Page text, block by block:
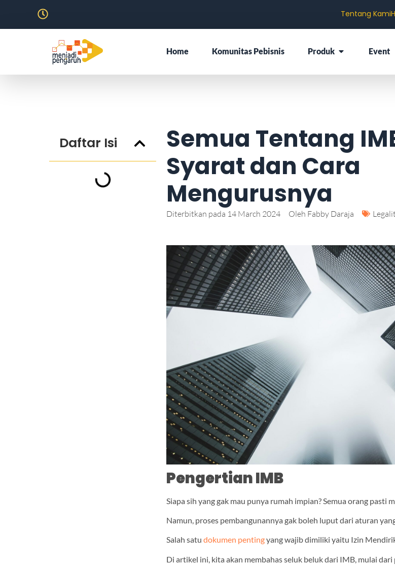
Tentang Kami
Home Komunitas Pebisnis Produk Event
Daftar Isi
Semua Tentang
Syarat dan Cara
Mengurusnya
Diterbitkan pada 14 March 2024 Oleh Fabby Daraja
Pengertian IMB
Siapa sih yang gak mau punya rumah impian? Semua orang pasti
Namun, proses pembangunannya gak boleh luput dari aturan
Salah satudokumen pentingyang wajib dimiliki yaitu Izin
Di artikel ini, kita akan membahas seluk beluk dari IMB, mulai